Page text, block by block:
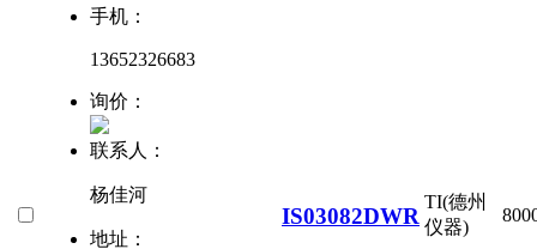
手机：
13652326683
询价：
联系人：
杨佳河
地址：
IS03082DWR
TI(德州
仪器)